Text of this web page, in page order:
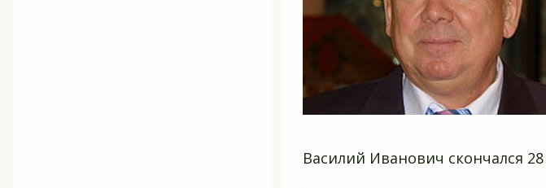
Василий Иванович скончался